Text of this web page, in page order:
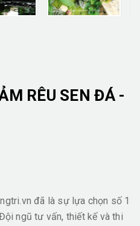
RÊU SEN ĐÁ -
đã là sự lựa chọn số 1
ngũ tư vấn, thiết kế và thi